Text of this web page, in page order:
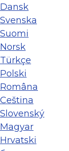
Dansk
Svenska
Suomi
Norsk
Türkçe
Polski
Româna
Ceština
Slovenský
Magyar
Hrvatski